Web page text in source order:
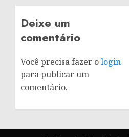
Deixe um
comentário
Você precisa fazer ologin
para publicar um
comentário.